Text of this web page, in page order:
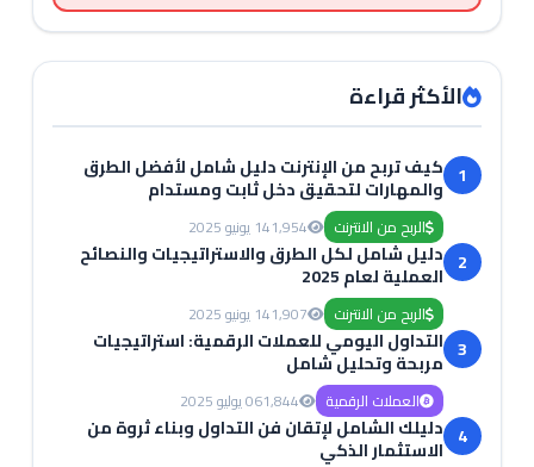
الأكثر قراءة
1 كيف تربح من الإنترنت دليل شامل لأفضل الطرق
والمهارات لتحقيق دخل ثابت ومستدام
الربح من الانترنت 1,95414 يونيو 2025
2 دليل شامل لكل الطرق والاستراتيجيات والنصائح
العملية لعام 2025
الربح من الانترنت 1,90714 يونيو 2025
3 التداول اليومي للعملات الرقمية: استراتيجيات
مربحة وتحليل شامل
العملات الرقمية 1,84406 يوليو 2025
4 دليلك الشامل لإتقان فن التداول وبناء ثروة من
الاستثمار الذكي